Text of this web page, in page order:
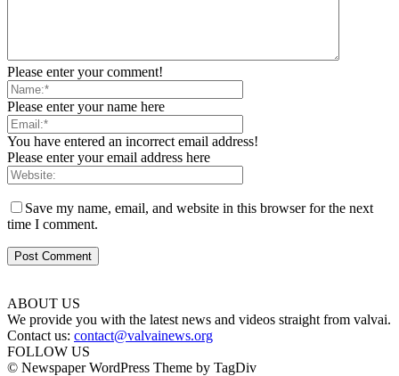
Please enter your comment!
Please enter your name here
You have entered an incorrect email address!
Please enter your email address here
Save my name, email, and website in this browser for the next
time I comment.
ABOUT US
We provide you with the latest news and videos straight from valvai.
Contact us: contact@valvainews.org
FOLLOW US
© Newspaper WordPress Theme by TagDiv